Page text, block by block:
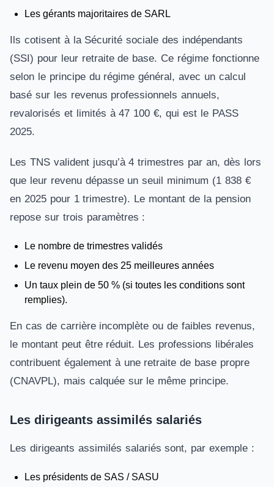
Les gérants majoritaires de SARL
Ils cotisent à la Sécurité sociale des indépendants
(SSI) pour leur retraite de base. Ce régime fonctionne
selon le principe du régime général, avec un calcul
basé sur les revenus professionnels annuels,
revalorisés et limités à 47 100 €, qui est le PASS
2025.
Les TNS valident jusqu’à 4 trimestres par an, dès lors
que leur revenu dépasse un seuil minimum (1 838 €
en 2025 pour 1 trimestre). Le montant de la pension
repose sur trois paramètres :
Le nombre de trimestres validés
Le revenu moyen des 25 meilleures années
Un taux plein de 50 % (si toutes les conditions sont
remplies).
En cas de carrière incomplète ou de faibles revenus,
le montant peut être réduit. Les professions libérales
contribuent également à une retraite de base propre
(CNAVPL), mais calquée sur le même principe.
Les dirigeants assimilés salariés
Les dirigeants assimilés salariés sont, par exemple :
Les présidents de SAS / SASU